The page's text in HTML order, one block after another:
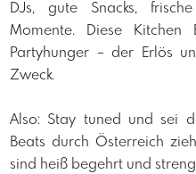
DJs, gute Snacks,
Momente. Diese
Partyhunger – der Erlös
Zweck.
Also: Stay tuned und sei
Beats durch Österreich
sind heiß begehrt und